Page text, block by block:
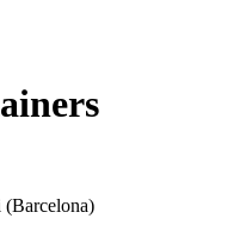
(Barcelona)